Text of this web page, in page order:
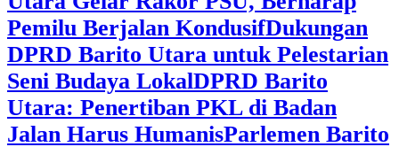
Pemilu Berjalan KondusifDukungan
DPRD Barito Utara untuk Pelestarian
Seni Budaya LokalDPRD Barito
Utara: Penertiban PKL di Badan
Jalan Harus HumanisParlemen Barito